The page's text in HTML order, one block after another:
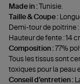
Made in :Tunisie.
Taille & Coupe :
Demi-tour de poitrine :
Hauteur de fente : 14
Composition :77%
Tous les tissus sont
toxiques pour la peau
Conseil d'entretien :